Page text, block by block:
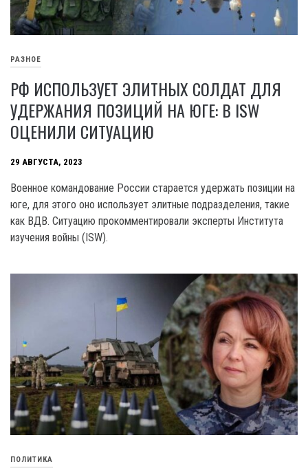
РАЗНОЕ
РФ ИСПОЛЬЗУЕТ ЭЛИТНЫХ СОЛДАТ ДЛЯ
УДЕРЖАНИЯ ПОЗИЦИЙ НА ЮГЕ: В ISW
ОЦЕНИЛИ СИТУАЦИЮ
29 АВГУСТА, 2023
Военное командование России старается удержать позиции на
юге, для этого оно использует элитные подразделения, такие
как ВДВ. Ситуацию прокомментировали эксперты Института
изучения войны (ISW).
ПОЛИТИКА